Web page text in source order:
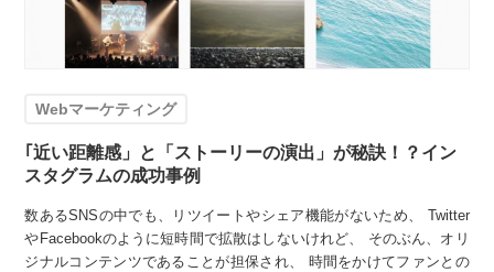
Webマーケティング
｢近い距離感」と「ストーリーの演出」が秘訣！？イン
スタグラムの成功事例
数あるSNSの中でも、リツイートやシェア機能がないため、 Twitter
やFacebookのように短時間で拡散はしないけれど、 そのぶん、オリ
ジナルコンテンツであることが担保され、 時間をかけてファンとの